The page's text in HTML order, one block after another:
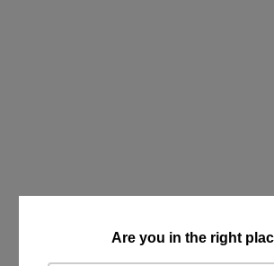
Are you in the right